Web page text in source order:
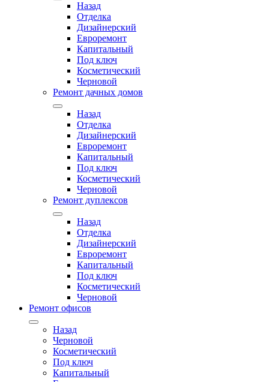
Назад
Отделка
Дизайнерский
Евроремонт
Капитальный
Под ключ
Косметический
Черновой
Ремонт дачных домов
Назад
Отделка
Дизайнерский
Евроремонт
Капитальный
Под ключ
Косметический
Черновой
Ремонт дуплексов
Назад
Отделка
Дизайнерский
Евроремонт
Капитальный
Под ключ
Косметический
Черновой
Ремонт офисов
Назад
Черновой
Косметический
Под ключ
Капитальный